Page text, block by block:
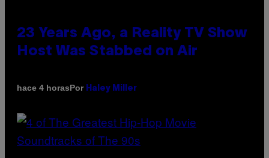
23 Years Ago, a Reality TV Show
Host Was Stabbed on Air
hace 4 horasPor Haley Miller